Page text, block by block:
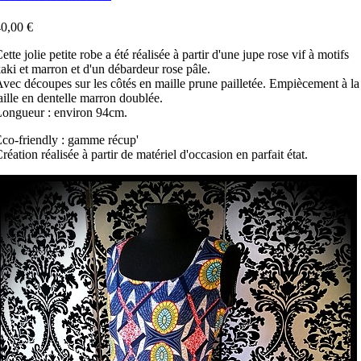
€
jolie petite robe a été réalisée à partir d'une jupe rose vif à motifs
et marron et d'un débardeur rose pâle.
découpes sur les côtés en maille prune pailletée. Empiècement à la
en dentelle marron doublée.
: environ 94cm.
friendly : gamme récup'
réalisée à partir de matériel d'occasion en parfait état.